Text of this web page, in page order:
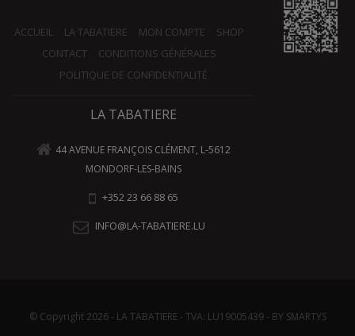
ACCUEIL LA TABATIERE MON COMPTE
SHOP
CONTACT
CONDITIONS GÉNÉRALES
POLITIQUE DE CONFIDENTIALITÉ
LA TABATIERE
44 AVENUE FRANÇOIS CLÉMENT, L-5612
MONDORF-LES-BAINS
+352 23 66 88 65
INFO@LA-TABATIERE.LU
© Copyright 2026 - LA TABATIERE - TVA: LU19005439 - BY SMARTYS